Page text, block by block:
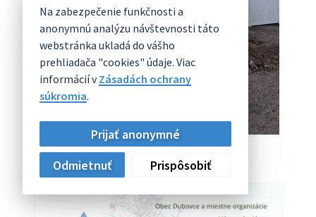
Na zabezpečenie funkčnosti a
anonymnú analýzu návštevnosti táto
webstránka ukladá do vášho
prehliadača "cookies" údaje. Viac
informácií vZásadách ochrany
súkromia.
Prijať anonymné
Odmietnuť
Prispôsobiť